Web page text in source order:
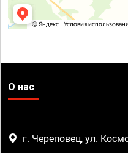
О нас
г. Череповец, ул.